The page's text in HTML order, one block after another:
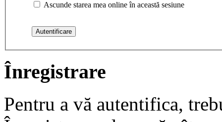
Ascunde starea mea online în această sesiune
Înregistrare
Pentru a vă autentifica,